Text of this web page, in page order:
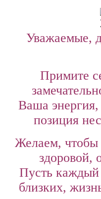
Уважаемые,
Примите
Ваша энергия,
позиция
Желаем, чтобы
здоровой,
Пусть каждый
близких,